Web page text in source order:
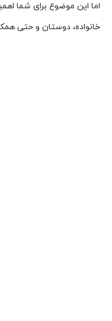
اما این موضوع برای شما
خانواده، دوستان و حتی